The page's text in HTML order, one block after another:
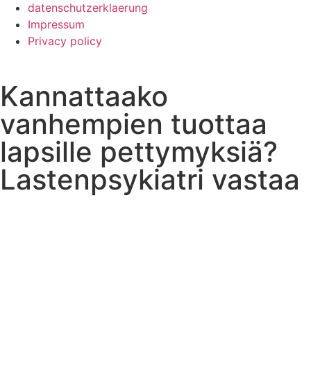
datenschutzerklaerung
Impressum
Privacy policy
Kannattaako
vanhempien tuottaa
lapsille pettymyksiä?
Lastenpsykiatri vastaa